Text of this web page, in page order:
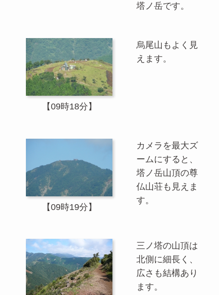
塔ノ岳です。
【09時18分】
烏尾山もよく見
えます。
【09時19分】
カメラを最大ズ
ームにすると、
塔ノ岳山頂の尊
仏山荘も見えま
す。
三ノ塔の山頂は
北側に細長く、
広さも結構あり
ます。